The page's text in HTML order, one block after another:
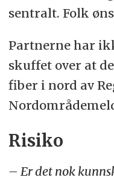
sentralt. Folk
Partnerne har
skuffet over at
fiber i nord av
Risiko
– Er det nok